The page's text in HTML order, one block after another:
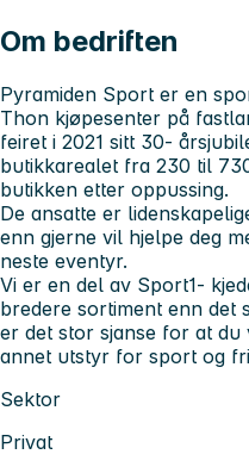
Om bedriften
Pyramiden Sport er en
Thon kjøpesenter på
feiret i 2021 sitt 30-
butikkarealet fra 230 til
butikken etter oppussing.
De ansatte er
enn gjerne vil hjelpe deg
neste eventyr.
Vi er en del av Sport1-
bredere sortiment enn det
er det stor sjanse for at
annet utstyr for sport og
Sektor
Privat